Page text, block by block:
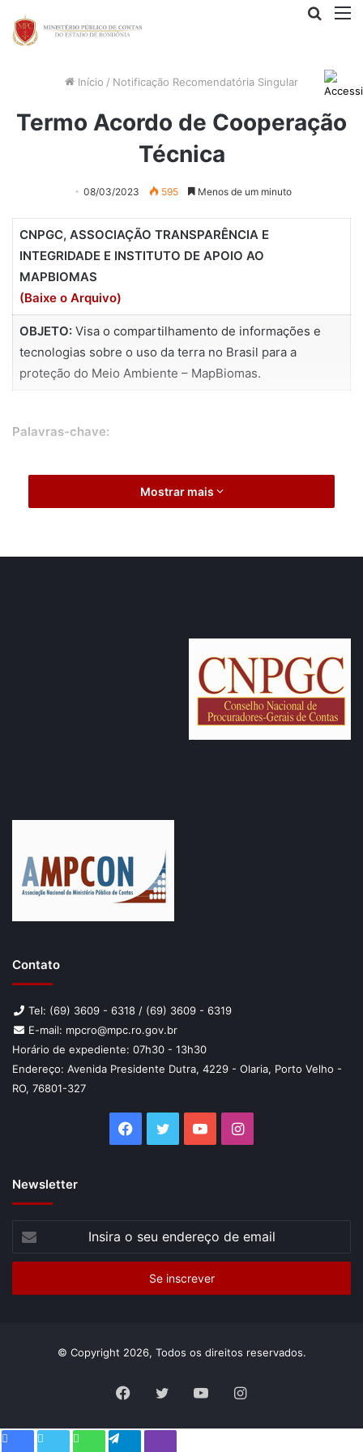
Início / Notificação Recomendatória Singular
Termo Acordo de Cooperação
Técnica
08/03/2023 595 Menos de um minuto
CNPGC, ASSOCIAÇÃO TRANSPARÊNCIA E
INTEGRIDADE E INSTITUTO DE APOIO AO
MAPBIOMAS
(Baixe o Arquivo)
OBJETO:Visa o compartilhamento de informações e
tecnologias sobre o uso da terra no Brasil para a
proteção do Meio Ambiente – MapBiomas.
Palavras-chave:
Mostrar mais
Contato
Tel: (69) 3609 - 6318 / (69) 3609 - 6319
E-mail: mpcro@mpc.ro.gov.br
Horário de expediente: 07h30 - 13h30
Endereço: Avenida Presidente Dutra, 4229 - Olaria, Porto Velho -
RO, 76801-327
Facebook
TwitterYouTubeInstagram
Newsletter
seu
de
© Copyright 2026, Todos os direitos reservados.
Facebook
TwitterYouTubeInstagram
FacebookTwitter WhatsAppTelegram